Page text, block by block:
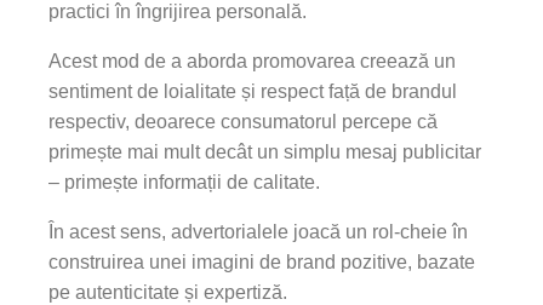
practici în îngrijirea personală.
Acest mod de a aborda promovarea creează un
sentiment de loialitate și respect față de brandul
respectiv, deoarece consumatorul percepe că
primește mai mult decât un simplu mesaj publicitar
– primește informații de calitate.
În acest sens, advertorialele joacă un rol-cheie în
construirea unei imagini de brand pozitive, bazate
pe autenticitate și expertiză.